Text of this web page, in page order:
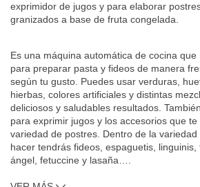
exprimidor de jugos y para elaborar
granizados a base de fruta congelada.
Es una máquina automática de cocina
para preparar pasta y fideos de manera
según tu gusto. Puedes usar verduras,
hierbas, colores artificiales y distintas
deliciosos y saludables resultados.
para exprimir jugos y los accesorios que
variedad de postres. Dentro de la
hacer tendrás fideos, espaguetis,
ángel, fetuccine y lasaña….